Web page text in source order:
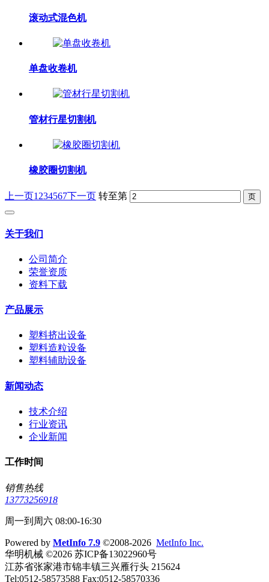
滚动式混色机
单盘收卷机
管材行星切割机
橡胶圈切割机
上一页1234567下一页 转至第
关于我们
公司简介
荣誉资质
资料下载
产品展示
塑料挤出设备
塑料造粒设备
塑料辅助设备
新闻动态
技术介绍
行业资讯
企业新闻
工作时间
销售热线
13773256918
周一到周六 08:00-16:30
Powered by MetInfo 7.9 ©2008-2026 MetInfo Inc.
华明机械 ©2026 苏ICP备13022960号
江苏省张家港市锦丰镇三兴雁行头 215624
Tel:0512-58573588 Fax:0512-58570336